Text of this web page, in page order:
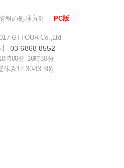
報の処理方針 PC版
GTTOUR Co.,Ltd
】03-6868-8552
時00分-16時30分
休み12:30-13:30)